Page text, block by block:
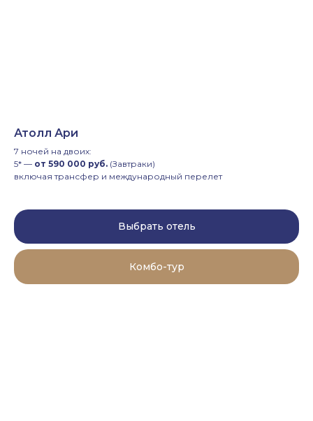
Атолл Ари
7 ночей на двоих:
5* — от 590 000 руб. (Завтраки)
включая трансфер и международный перелет
Выбрать отель
Комбо-тур